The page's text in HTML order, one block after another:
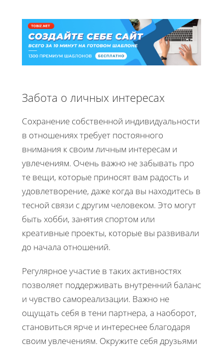
Забота о личных интересах
Сохранение собственной индивидуальности
в отношениях требует постоянного
внимания к своим личным интересам и
увлечениям. Очень важно не забывать про
те вещи, которые приносят вам радость и
удовлетворение, даже когда вы находитесь в
тесной связи с другим человеком. Это могут
быть хобби, занятия спортом или
креативные проекты, которые вы развивали
до начала отношений.
Регулярное участие в таких активностях
позволяет поддерживать внутренний баланс
и чувство самореализации. Важно не
ощущать себя в тени партнера, а наоборот,
становиться ярче и интереснее благодаря
своим увлечениям. Окружите себя друзьями